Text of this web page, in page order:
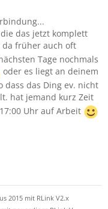
das jetzt komplett
da früher auch oft
Tage nochmals
oder es liegt an deinem
dass das Ding ev. nicht
hat jemand kurz Zeit
Uhr auf Arbeit
2015 mit RLink V2.x